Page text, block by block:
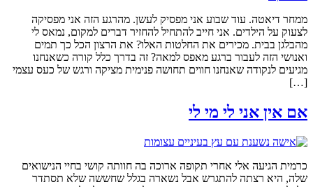
ממחר דיאטה. עוד שבוע אני מפסיק לעשן. מהרגע הזה אני מפסיקה
לצעוק על הילדים. אני חייב להתחיל להחזיר דברים למקום, נמאס לי
מהבלגן בבית. מכירים את החלטות האלו? את הרצון הכל כך תמים
ואנושי הזה לעבור ברגע מאפס למאה? זה בדרך כלל קורה כשאנחנו
מגיעים לנקודה שאנחנו חווים תחושה פנימית מציקה ורגש של כעס עצמי
[…]
אם אין אני לי מי לי
כרמית הגיעה אלי אחרי תקופה ארוכה בה חוותה קושי בחיי הנישואים
שלה, היא רצתה להתגרש אבל נשארה בגלל שחששה שלא תסתדר